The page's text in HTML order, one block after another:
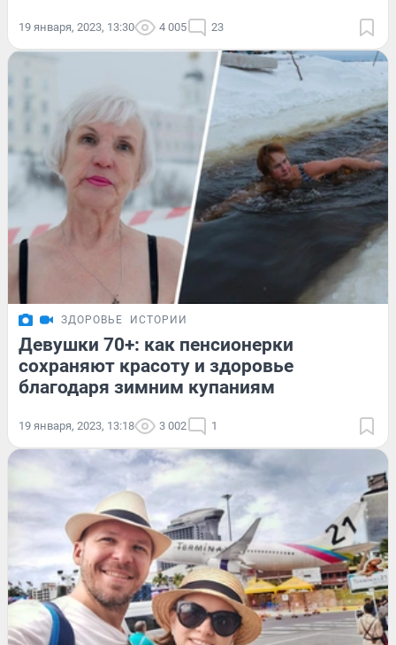
19 января, 2023, 13:30 4 005 23
ЗДОРОВЬЕ ИСТОРИИ
Девушки 70+: как пенсионерки
сохраняют красоту и здоровье
благодаря зимним купаниям
19 января, 2023, 13:18 3 002 1